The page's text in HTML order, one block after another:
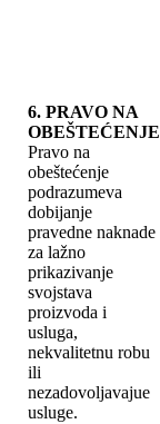
6. PRAVO NA
OBEŠTEĆENJE
Pravo na
obeštećenje
podrazumeva
dobijanje
pravedne naknade
za lažno
prikazivanje
svojstava
proizvoda i
usluga,
nekvalitetnu robu
ili
nezadovoljavajue
usluge.